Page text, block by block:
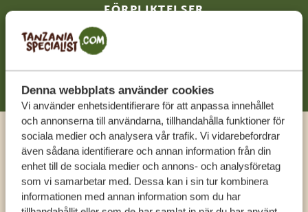
Denna webbplats använder cookies
Vi använder enhetsidentifierare för att anpassa innehållet
och annonserna till användarna, tillhandahålla funktioner för
sociala medier och analysera vår trafik. Vi vidarebefordrar
även sådana identifierare och annan information från din
enhet till de sociala medier och annons- och analysföretag
som vi samarbetar med. Dessa kan i sin tur kombinera
informationen med annan information som du har
FÖRPLIKTELSER
Ring en expert
FÅ PERSONLIG RÅDGIVNING FRÅN VÅRA
EXPERTER